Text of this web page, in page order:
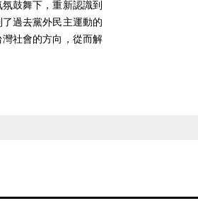
鼓舞下，重新認識到
過去黨外民主運動的
社會的方向，從而解